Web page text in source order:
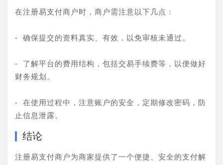
在注册易支付商户时，商户需注意以下几点：
- 确保提交的资料真实、有效，以免审核未通过。
- 了解平台的费用结构，包括交易手续费等，以便做好
财务规划。
- 在使用过程中，注意账户的安全，定期修改密码，防
止信息泄露。
结论
注册易支付商户为商家提供了一个便捷、安全的支付解